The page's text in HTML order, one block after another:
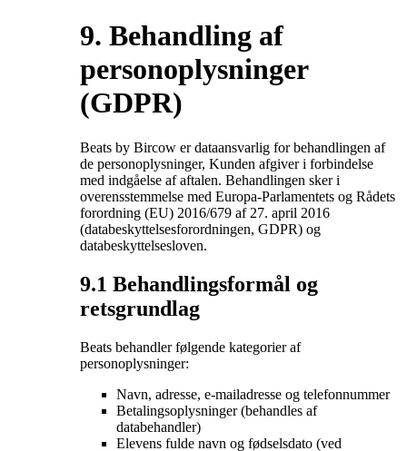
9. Behandling af
personoplysninger
(GDPR)
Beats by Bircow er dataansvarlig for behandlingen af
de personoplysninger, Kunden afgiver i forbindelse
med indgåelse af aftalen. Behandlingen sker i
overensstemmelse med Europa-Parlamentets og Rådets
forordning (EU) 2016/679 af 27. april 2016
(databeskyttelsesforordningen, GDPR) og
databeskyttelsesloven.
9.1 Behandlingsformål og
retsgrundlag
Beats behandler følgende kategorier af
personoplysninger:
Navn, adresse, e-mailadresse og telefonnummer
Betalingsoplysninger (behandles af
databehandler)
Elevens fulde navn og fødselsdato (ved